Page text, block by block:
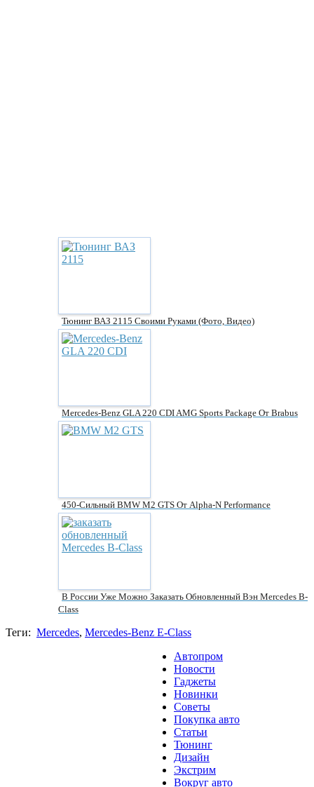
Тюнинг ВАЗ 2115 Своими Руками (фото, Видео)
Mercedes-Benz GLA 220 CDI AMG Sports Package От Brabus
450-Сильный BMW M2 GTS От Alpha-N Performance
В России Уже Можно Заказать Обновленный Вэн Mercedes B-
Class
Теги: Mercedes, Mercedes-Benz E-Class
Автопром
Новости
Гаджеты
Новинки
Советы
Покупка авто
Статьи
Тюнинг
Дизайн
Экстрим
Вокруг авто